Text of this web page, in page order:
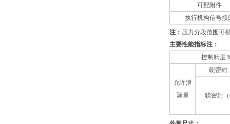
可配附件
执行机构信号接
注： 压力分段范围可
主要性能指标注：
控制精度
允许泄
漏量
硬密封
软密封